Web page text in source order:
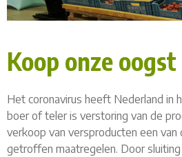
Koop onze oogst
Het coronavirus heeft Nederland in
boer of teler is verstoring van de
verkoop van versproducten een van
getroffen maatregelen. Door sluiting